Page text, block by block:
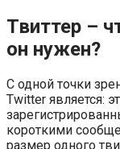
Твиттер –
он нужен?
С одной точки
Twitter является:
короткими
размер одного